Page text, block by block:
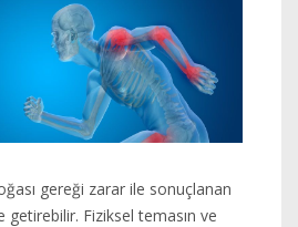
gereği zarar ile sonuçlanan
Fiziksel temasın ve